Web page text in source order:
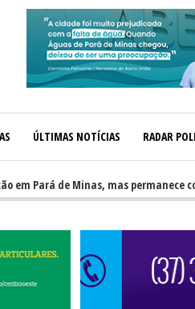
ÚLTIMAS NOTÍCIAS RADAR
Pará de Minas, mas permanece como